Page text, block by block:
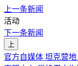
上一条新闻
活动
下一条新闻
上
官方自媒体 坦克营地